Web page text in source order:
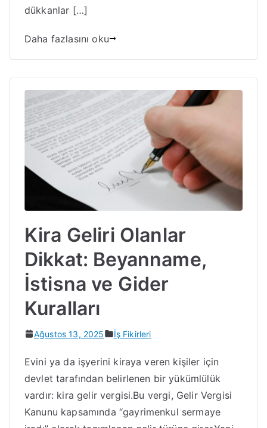
dükkanlar […]
Daha fazlasını oku
Kira Geliri Olanlar
Dikkat: Beyanname,
İstisna ve Gider
Kuralları
Ağustos 13, 2025 İş Fikirleri
Evini ya da işyerini kiraya veren kişiler için
devlet tarafından belirlenen bir yükümlülük
vardır: kira gelir vergisi.Bu vergi, Gelir Vergisi
Kanunu kapsamında “gayrimenkul sermaye